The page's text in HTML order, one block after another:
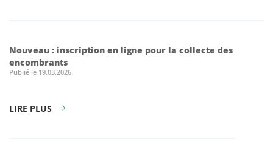
Nouveau : inscription en ligne pour la collecte des
encombrants
Publié le 19.03.2026
LIRE PLUS